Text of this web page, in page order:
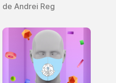
de Andrei Reg